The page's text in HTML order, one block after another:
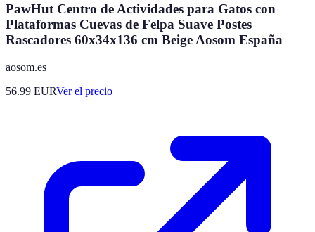
PawHut Centro de Actividades para Gatos con
Plataformas Cuevas de Felpa Suave Postes
Rascadores 60x34x136 cm Beige Aosom España
aosom.es
56.99 EURVer el precio